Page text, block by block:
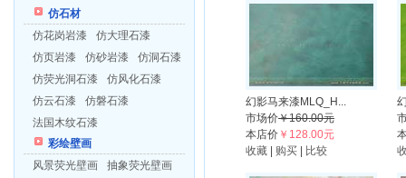
仿石材
仿花岗岩漆
仿大理石漆
仿页岩漆
仿砂岩漆
仿洞石漆
仿荧光洞石漆
仿风化石漆
仿云石漆
仿磐石漆
法国木纹石漆
彩绘壁画
风景荧光壁画
抽象荧光壁画
幻影马来漆MLQ_H...
市场价￥160.00元
本店价 ￥128.00元
收藏
购买 比较